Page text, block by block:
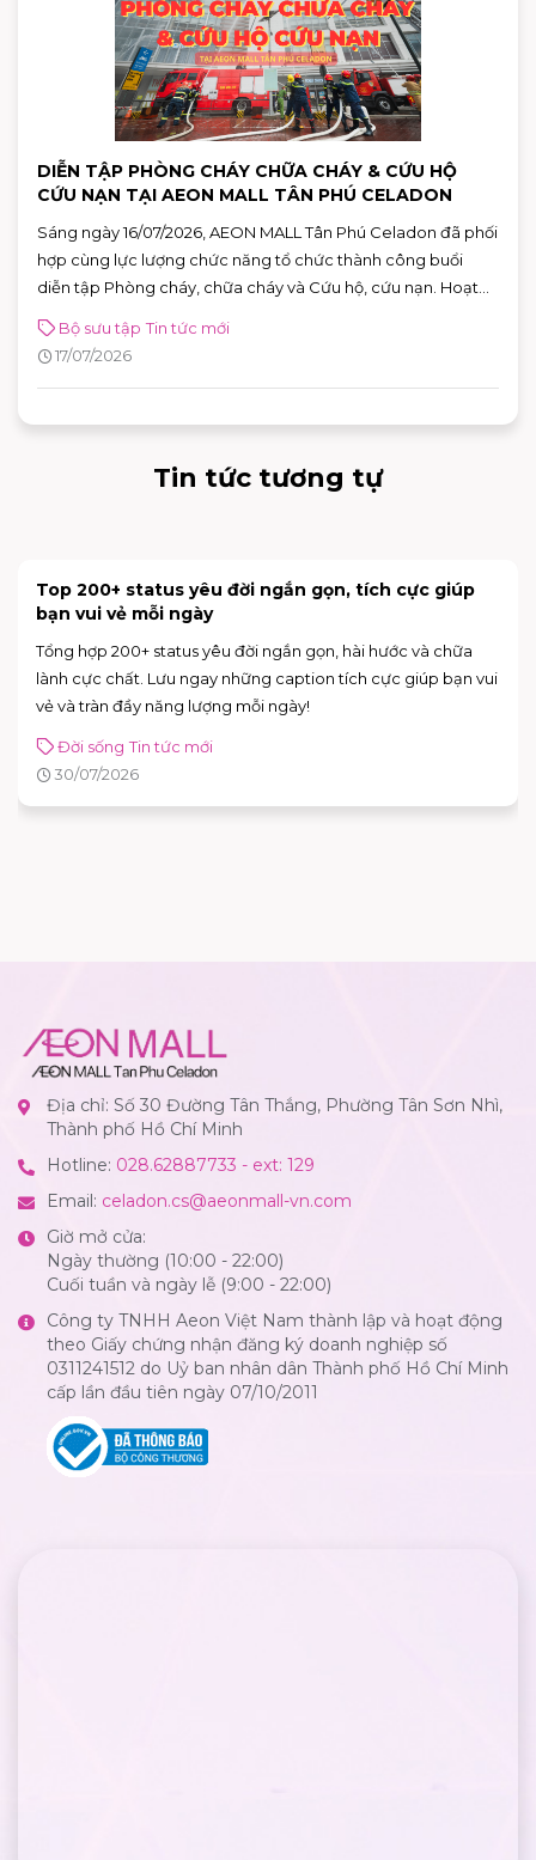
DIỄN TẬP PHÒNG CHÁY CHỮA CHÁY & CỨU HỘ
CỨU NẠN TẠI AEON MALL TÂN PHÚ CELADON
Sáng ngày 16/07/2026, AEON MALL Tân Phú Celadon đã phối
hợp cùng lực lượng chức năng tổ chức thành công buổi
diễn tập Phòng cháy, chữa cháy và Cứu hộ, cứu nạn. Hoạt
huống khẩn cấp, khẳng định cam kết xây dựng môi trường
mua sắm, vui chơi và giải trí an toàn cho mọi khách hàng.
Bộ sưu tập Tin tức mới
17/07/2026
Tin tức tương tự
[NÂNG CẤP CỬA HÀNG] INOCHI FLAGSHIP STORE
CHÍNH THỨC MỞ BÁN
Trải nghiệm không gian mới hiện đại và nhiều nâng với deal
hot lên đến 50% tại INOCHI
Tin tức mới
31/07/2026
Địa chỉ: Số 30 Đường Tân Thắng, Phường Tân Sơn Nhì,
Thành phố Hồ Chí Minh
Hotline: 028.62887733 - ext: 129
Email: celadon.cs@aeonmall-vn.com
Giờ mở cửa:
Ngày thường (10:00 - 22:00)
Cuối tuần và ngày lễ (9:00 - 22:00)
Công ty TNHH Aeon Việt Nam thành lập và hoạt động
theo Giấy chứng nhận đăng ký doanh nghiệp số
0311241512 do Uỷ ban nhân dân Thành phố Hồ Chí Minh
cấp lần đầu tiên ngày 07/10/2011